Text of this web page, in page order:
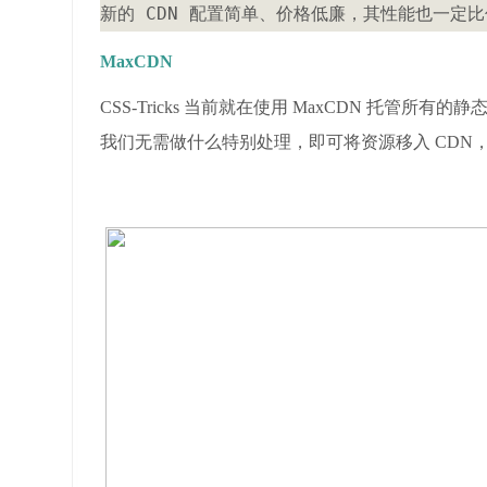
新的 CDN 配置简单、价格低廉，其性能也一定
MaxCDN
CSS-Tricks 当前就在使用 MaxCDN 托管所有的静
我们无需做什么特别处理，即可将资源移入 CDN